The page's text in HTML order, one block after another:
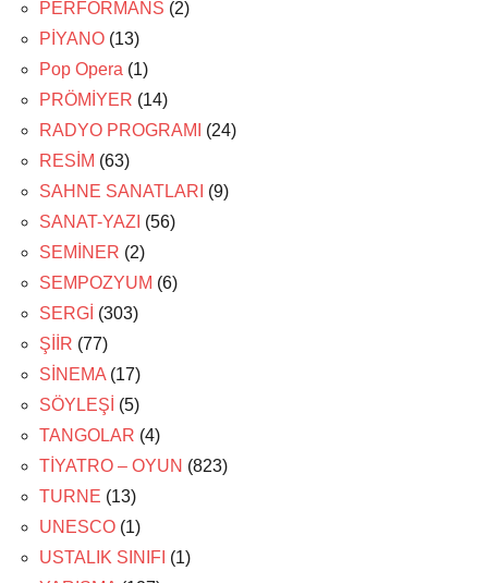
PERFORMANS (2)
PİYANO (13)
Pop Opera (1)
PRÖMİYER (14)
RADYO PROGRAMI
(24)
RESİM (63)
SAHNE SANATLARI (9)
SANAT-YAZI (56)
SEMİNER (2)
SEMPOZYUM (6)
SERGİ (303)
ŞİİR (77)
SİNEMA (17)
SÖYLEŞİ (5)
TANGOLAR (4)
TİYATRO – OYUN (823)
TURNE (13)
UNESCO (1)
USTALIK SINIFI (1)